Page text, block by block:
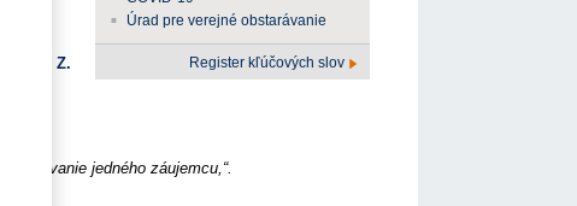
Úrad pre verejné obstarávanie
Register kľúčových slov
2015 Z.
rokovanie jedného záujemcu,“.